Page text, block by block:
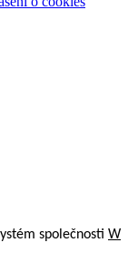
společnosti W